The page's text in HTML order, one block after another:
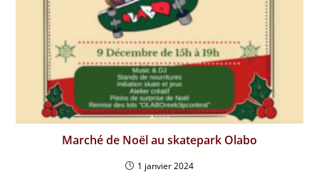
Marché de Noël au skatepark Olabo
1 janvier 2024